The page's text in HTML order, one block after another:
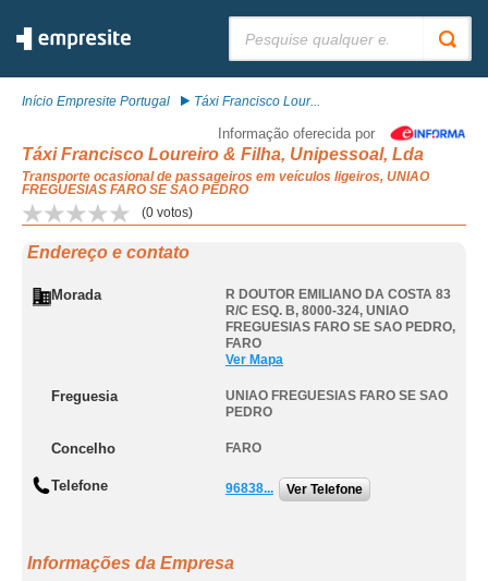
Início Empresite Portugal Táxi Francisco Lour...
Informação oferecida por
Táxi Francisco Loureiro & Filha, Unipessoal, Lda
Transporte ocasional de passageiros em veículos ligeiros, UNIAO
FREGUESIAS FARO SE SAO PEDRO
(0 votos)
Endereço e contato
Morada
R DOUTOR EMILIANO DA COSTA 83
R/C ESQ. B, 8000-324, UNIAO
FREGUESIAS FARO SE SAO PEDRO,
FARO
Ver Mapa
Freguesia
UNIAO FREGUESIAS FARO SE SAO
PEDRO
Concelho FARO
Telefone 96838... Ver Telefone
Informações da Empresa